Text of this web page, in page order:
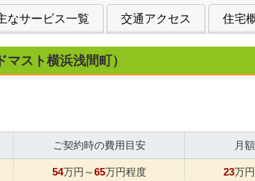
なサービス一覧 交通アクセス 住宅
マスト横浜浅間町）
ご契約時の費用目安 月
54万円～65万円程度 23万